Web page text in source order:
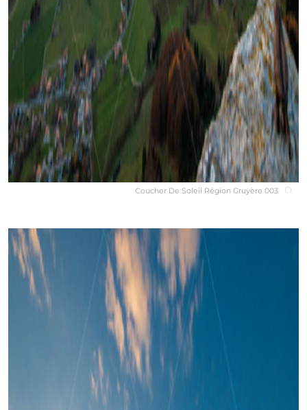
Coucher De Soleil Région Gruyère 003